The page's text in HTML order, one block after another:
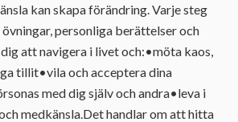
kan skapa förändring. Varje steg
personliga berättelser och
att navigera i livet och:•möta kaos,
tillit•vila och acceptera dina
med dig själv och andra•leva i
medkänsla.Det handlar om att hitta